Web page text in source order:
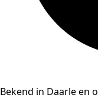
Bekend in Daarle en